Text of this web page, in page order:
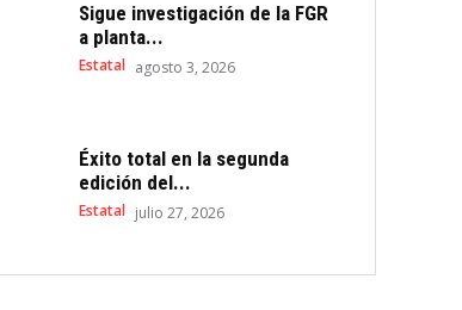
Sigue investigación de la FGR
a planta...
Estatal agosto 3, 2026
Éxito total en la segunda
edición del...
Estatal julio 27, 2026